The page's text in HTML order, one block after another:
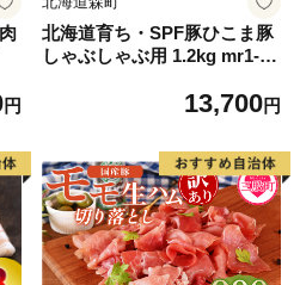
円
北海道育ち・SPF豚ひこま豚
しゃぶしゃぶ用 1.2kg mr1-11
13,700円